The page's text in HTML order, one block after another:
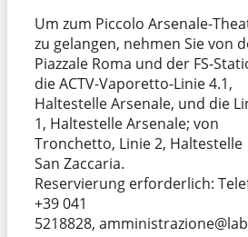
Um zum Piccolo Arsenale-
zu gelangen, nehmen Sie von
Piazzale Roma und der FS-
die ACTV-Vaporetto-Linie 4.1,
Haltestelle Arsenale, und die
1, Haltestelle Arsenale; von
Tronchetto, Linie 2, Haltestelle
San Zaccaria.
Reservierung erforderlich:
+39 041
5218828,